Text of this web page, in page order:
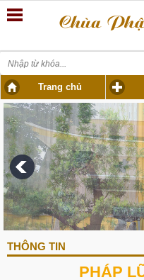
Trang chủ
THÔNG TIN
PHÁP